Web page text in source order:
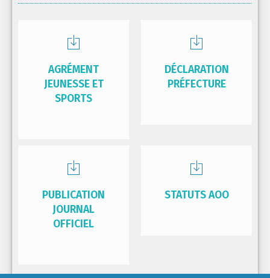
AGRÉMENT
JEUNESSE ET
SPORTS
DÉCLARATION
PRÉFECTURE
PUBLICATION
JOURNAL
OFFICIEL
STATUTS AOO